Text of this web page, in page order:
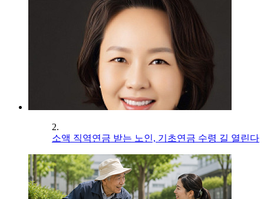
2.
소액 직역연금 받는 노인, 기초연금 수령 길 열린다